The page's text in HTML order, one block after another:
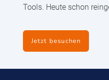
Tools. Heute schon
Jetzt besuchen